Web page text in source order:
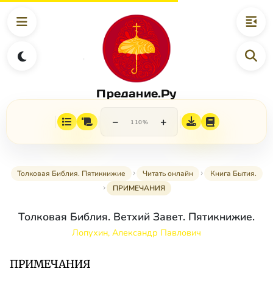
Предание.Ру
− 110% +
Толковая Библия. Пятикнижие Читать онлайн
Книга Бытия.
ПРИМЕЧАНИЯ
Толковая Библия. Ветхий Завет. Пятикнижие.
Лопухин, Александр Павлович
ПРИМЕЧАНИЯ